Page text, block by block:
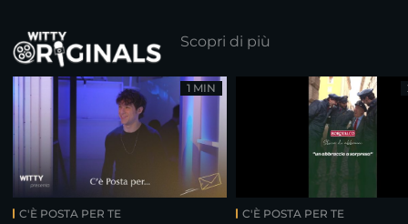
Scopri di più
C'È POSTA PER TE
1 MIN
C'È POSTA PER TE